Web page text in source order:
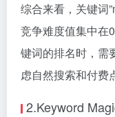
综合来看，关键词
竞争难度值集中在
键词的排名时，需
虑自然搜索和付费
2.Keyword